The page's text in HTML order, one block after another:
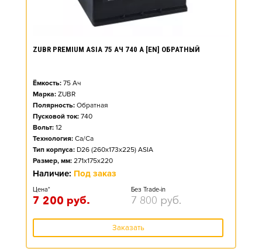
ZUBR PREMIUM ASIA 75 АЧ 740 А [EN] ОБРАТНЫЙ
Ёмкость: 75 Ач
Марка: ZUBR
Полярность: Обратная
Пусковой ток: 740
Вольт: 12
Технология: Ca/Ca
Тип корпуса: D26 (260x173x225) ASIA
Размер, мм: 271x175x220
Наличие: Под заказ
Цена*
7 200 руб.
Без Trade-in
7 800 руб.
Заказать